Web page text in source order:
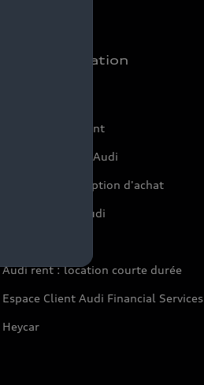
Achat et location
Offres du moment
Configurer mon Audi
Réservation et option d'achat
Financer mon Audi
Audi rent : location courte durée
Espace Client Audi Financial Services
Heycar